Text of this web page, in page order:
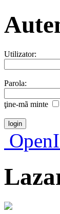
Utilizator:
Parola:
ţine-mã minte